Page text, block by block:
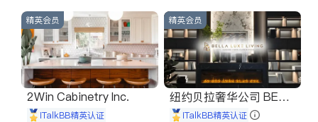
精英会员
2Win Cabinetry Inc.
iTalkBB精英认证
精英会员
纽约贝拉奢华公司 BELL
A LUXE
iTalkBB精英认证